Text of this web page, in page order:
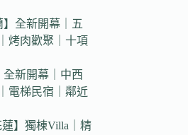
】全新開幕｜五
烤肉歡聚｜十項
全新開幕｜中西
電梯民宿｜鄰近
蓮】獨棟Villa｜精